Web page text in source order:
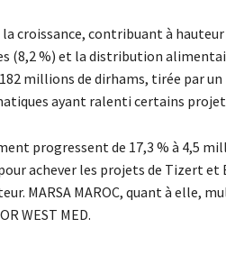
croissance, contribuant à hauteur
(8,2 %) et la distribution
millions de dirhams, tirée par un
ayant ralenti certains
progressent de 17,3 % à 4,5
achever les projets de Tizert et
MARSA MAROC, quant à elle,
WEST MED.